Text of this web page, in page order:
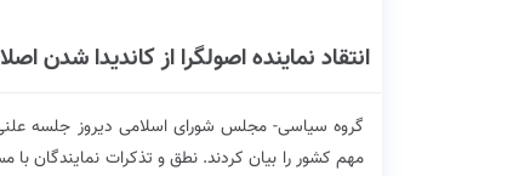
انتقاد نماینده اصولگرا از کاندیدا شدن
گروه سیاسی- مجلس شورای اسلامی دیروز جلسه
مهم کشور را بیان کردند. نطق و تذکرات نمایندگان با